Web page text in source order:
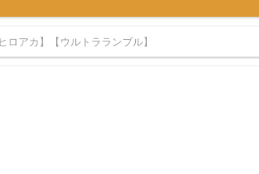
アカ】【ウルトラランブル】